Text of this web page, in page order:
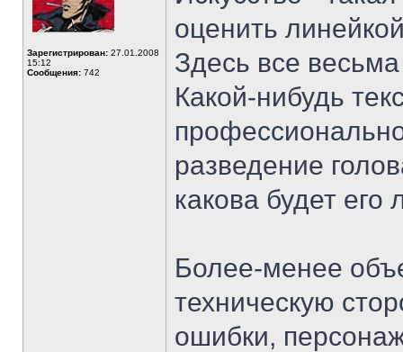
Зарегистрирован: 27.01.2008
15:12
Сообщения: 742
оценить
Здесь все
Какой-нибудь
разведение
какова будет его
Более-менее
техническую
ошибки,